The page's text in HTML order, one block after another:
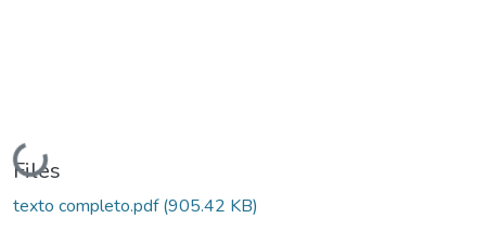
Loading...
Files
texto completo.pdf(905.42 KB)